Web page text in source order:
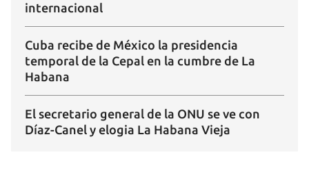
internacional
Cuba recibe de México la presidencia
temporal de la Cepal en la cumbre de La
Habana
El secretario general de la ONU se ve con
Díaz-Canel y elogia La Habana Vieja